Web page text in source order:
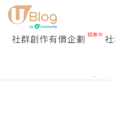
社群創作有價企劃